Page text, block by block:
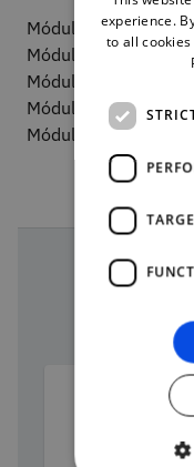
Módulo 0 - Boas-
Módulo 1 -
Módulo 2 - Como
Módulo 3 -
Módulo 4 - Conclusão
experience.
to all